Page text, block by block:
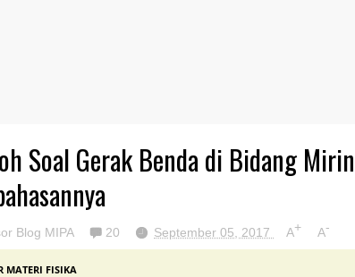
Soal Gerak Benda di Bidang
Blog MIPA 20 September 05, 2017 A+ A-
MATERI FISIKA